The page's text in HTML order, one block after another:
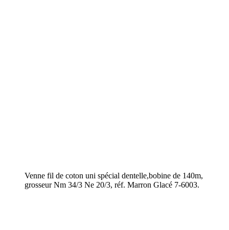
Venne fil de coton uni spécial dentelle,bobine de 140m,
grosseur Nm 34/3 Ne 20/3, réf. Marron Glacé 7-6003.